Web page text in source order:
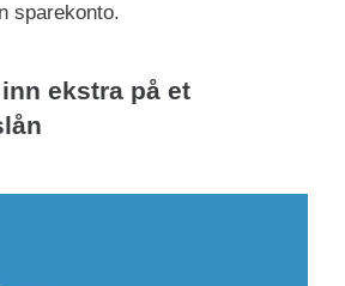
sparekonto.
ekstra på et